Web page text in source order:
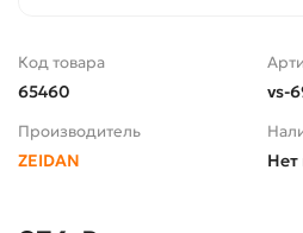
Код товара
65460 vs-
Производитель
ZEIDAN Нет